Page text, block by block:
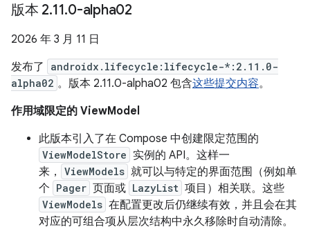
版本 2.11.0-alpha02
2026 年 3 月 11 日
发布了
androidx.lifecycle:lifecycle-*:2.11.0-
alpha02 。版本 2.11.0-alpha02 包含这些提交内容。
作用域限定的 ViewModel
此版本引入了在 Compose 中创建限定范围的
ViewModelStore 实例的 API。这样一
来，
ViewModels 就可以与特定的界面范围（例如单
个 Pager 页面或 LazyList 项目）相关联。这些
ViewModels 在配置更改后仍继续有效，并且会在其
对应的可组合项从层次结构中永久移除时自动清除。